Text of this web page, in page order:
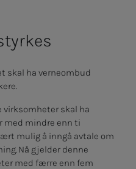
skal ha verneombud
virksomheter skal ha
med mindre enn ti
mulig å inngå avtale om
Nå gjelder denne
med færre enn fem